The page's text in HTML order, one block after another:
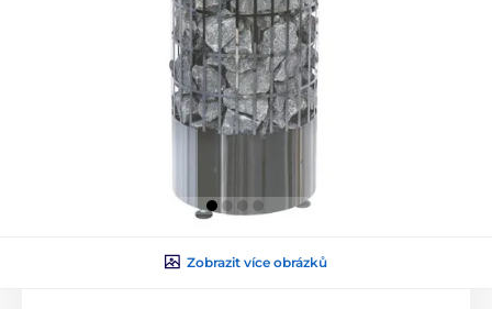
Zobrazit více obrázků